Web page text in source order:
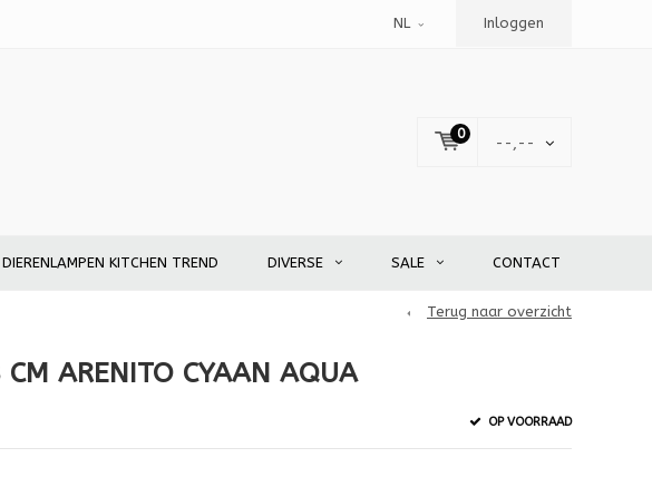
NL Inloggen
0
--,--
DIERENLAMPEN KITCHEN TREND DIVERSE SALE CONTACT
Terug naar overzicht
CM ARENITO CYAAN AQUA
OP VOORRAAD